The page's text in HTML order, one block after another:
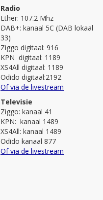
Radio
Ether: 107.2 Mhz
DAB+: kanaal 5C (DAB lokaal
33)
Ziggo digitaal: 916
KPN digitaal: 1189
XS4All digitaal: 1189
Odido digitaal:2192
Of via de livestream
Televisie
Ziggo: kanaal 41
KPN: kanaal 1489
XS4All: kanaal 1489
Odido kanaal 877
Of via de livestream